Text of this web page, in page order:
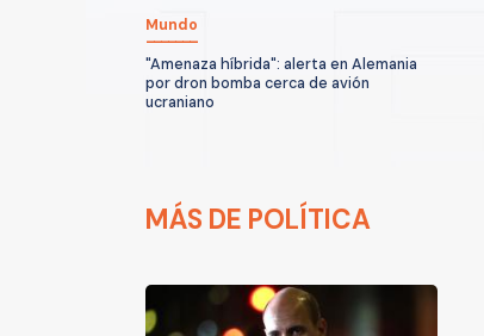
Mundo
"Amenaza híbrida": alerta en Alemania
por dron bomba cerca de avión
ucraniano
MÁS DE POLÍTICA